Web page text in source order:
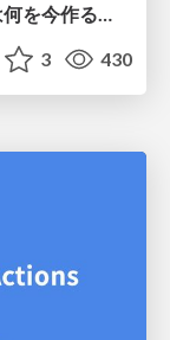
AIは実装を速くする。では、私たちは何を今作るべきか？－立場を越えてリリースに向き合ったチーム開発の実践 / 20260801 Hiromi Nakaya and Naoki Takahashi
3 430